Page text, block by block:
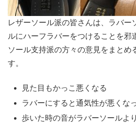
レザーソール派の皆さんは、ラバー
ルにハーフラバーをつけることを邪
ソール支持派の方々の意見をまとめ
す。
見た目もかっこ悪くなる
ラバーにすると通気性が悪くな
歩いた時の音がラバーソールよ